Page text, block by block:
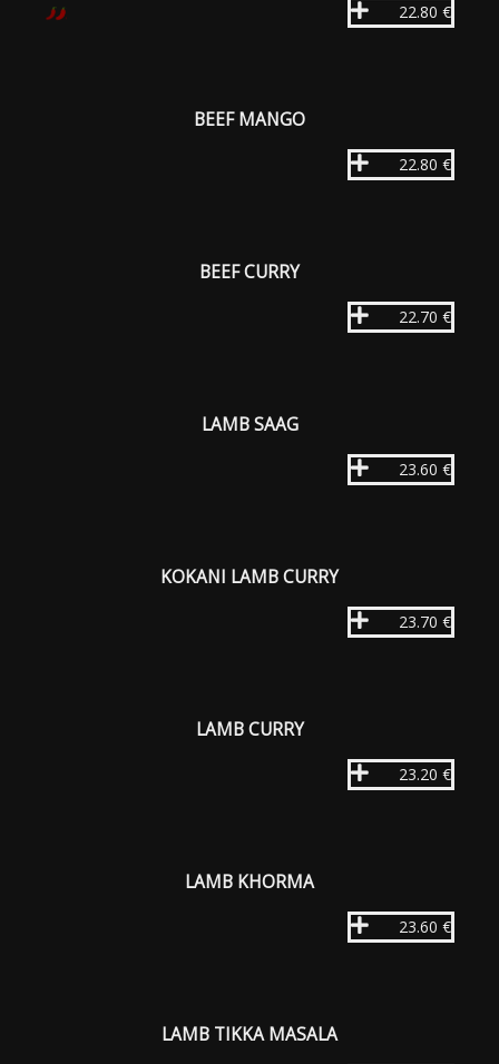
22.80 €
BEEF MANGO
22.80 €
BEEF CURRY
22.70 €
LAMB SAAG
23.60 €
KOKANI LAMB CURRY
23.70 €
LAMB CURRY
23.20 €
LAMB KHORMA
23.60 €
LAMB TIKKA MASALA